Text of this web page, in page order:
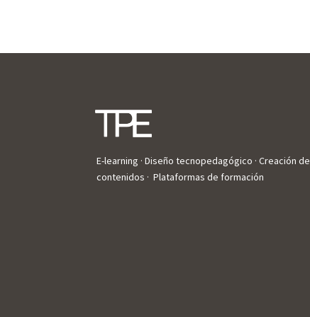
E-learning · Diseño tecnopedagógico · Creación de
contenidos · Plataformas de formación